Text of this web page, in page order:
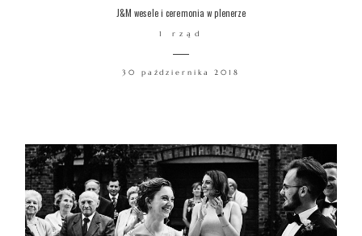
J&M wesele i ceremonia w plenerze
1 rząd
30 października 2018
KONTAKT